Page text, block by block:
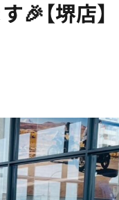
【堺店】